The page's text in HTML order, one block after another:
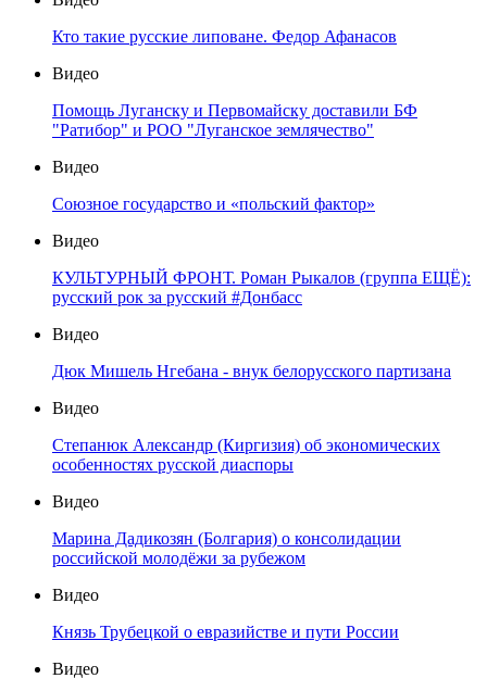
Кто такие русские липоване. Федор Афанасов
Видео
Помощь Луганску и Первомайску доставили БФ
"Ратибор" и РОО "Луганское землячество"
Видео
Союзное государство и «польский фактор»
Видео
КУЛЬТУРНЫЙ ФРОНТ. Роман Рыкалов (группа ЕЩЁ):
русский рок за русский #Донбасс
Видео
Дюк Мишель Нгебана - внук белорусского партизана
Видео
Степанюк Александр (Киргизия) об экономических
особенностях русской диаспоры
Видео
Марина Дадикозян (Болгария) о консолидации
российской молодёжи за рубежом
Видео
Князь Трубецкой о евразийстве и пути России
Видео